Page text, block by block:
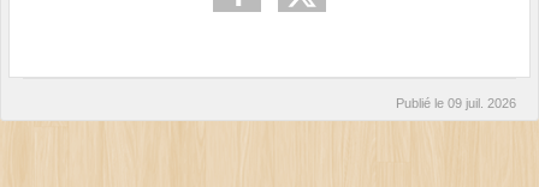
Publié le 09 juil. 2026